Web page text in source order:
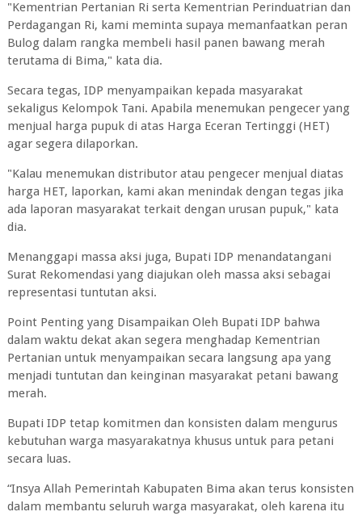
"Kementrian Pertanian Ri serta Kementrian Perinduatrian dan
Perdagangan Ri, kami meminta supaya memanfaatkan peran
Bulog dalam rangka membeli hasil panen bawang merah
terutama di Bima," kata dia.
Secara tegas, IDP menyampaikan kepada masyarakat
sekaligus Kelompok Tani. Apabila menemukan pengecer yang
menjual harga pupuk di atas Harga Eceran Tertinggi (HET)
agar segera dilaporkan.
"Kalau menemukan distributor atau pengecer menjual diatas
harga HET, laporkan, kami akan menindak dengan tegas jika
ada laporan masyarakat terkait dengan urusan pupuk," kata
dia.
Menanggapi massa aksi juga, Bupati IDP menandatangani
Surat Rekomendasi yang diajukan oleh massa aksi sebagai
representasi tuntutan aksi.
Point Penting yang Disampaikan Oleh Bupati IDP bahwa
dalam waktu dekat akan segera menghadap Kementrian
Pertanian untuk menyampaikan secara langsung apa yang
menjadi tuntutan dan keinginan masyarakat petani bawang
merah.
Bupati IDP tetap komitmen dan konsisten dalam mengurus
kebutuhan warga masyarakatnya khusus untuk para petani
secara luas.
“Insya Allah Pemerintah Kabupaten Bima akan terus konsisten
dalam membantu seluruh warga masyarakat, oleh karena itu